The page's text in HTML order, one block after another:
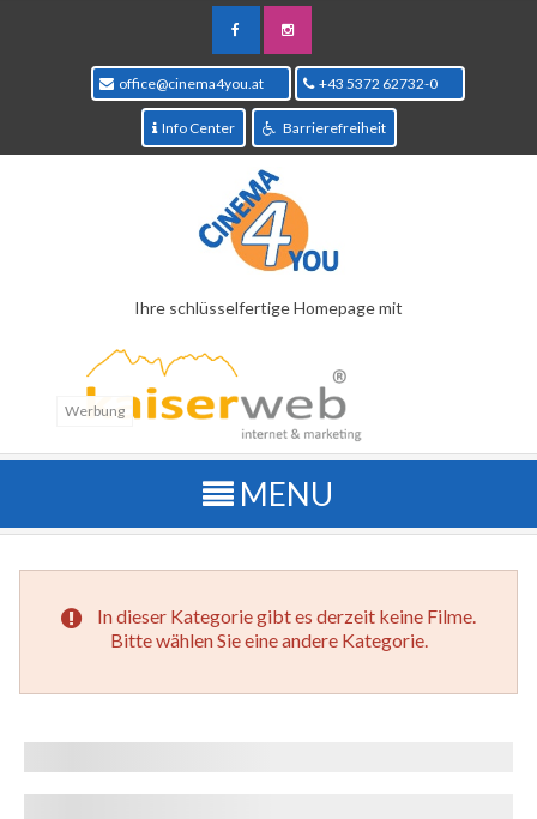
office@cinema4you.at +43 5372 62732-0
Info Center Barrierefreiheit
Ihre schlüsselfertige Homepage mit
Werbung
In dieser Kategorie gibt es derzeit keine Filme.
Bitte wählen Sie eine andere Kategorie.
Kinoprogramm
Übersichtliche Wochenansicht aller Filme welche im
MEHR INFOS